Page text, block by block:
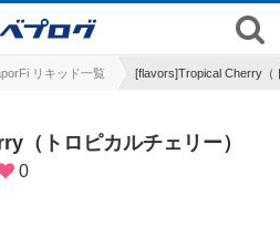
リキッド一覧 [flavors]Tropical Cherry（
（トロピカルチェリー）
0